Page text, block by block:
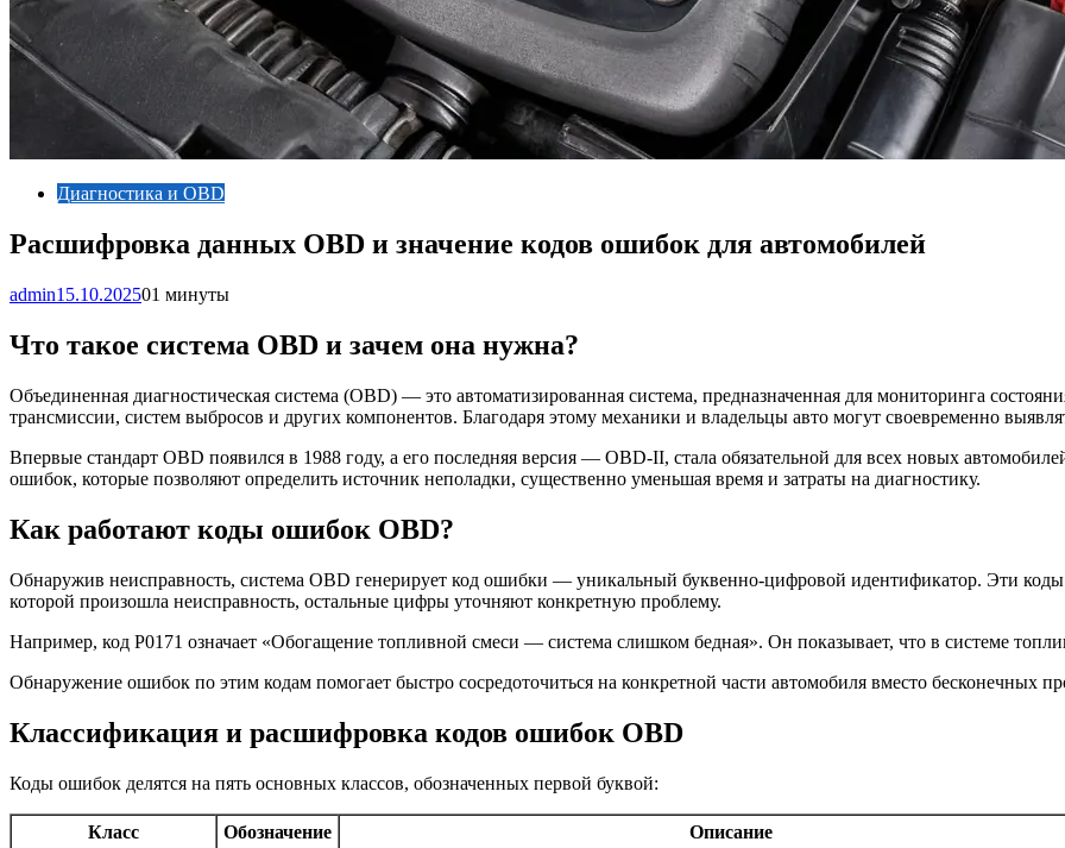
Диагностика и OBD
Расшифровка данных OBD и значение кодов ошибок для автомобилей
admin15.10.202501 минуты
Что такое система OBD и зачем она нужна?
Объединенная диагностическая система (OBD) — это автоматизированная система, предназначенная для мониторинга
трансмиссии, систем выбросов и других компонентов. Благодаря этому механики и владельцы авто могут своевременно
Впервые стандарт OBD появился в 1988 году, а его последняя версия — OBD-II, стала обязательной для всех новых
ошибок, которые позволяют определить источник неполадки, существенно уменьшая время и затраты на диагностику.
Как работают коды ошибок OBD?
Обнаружив неисправность, система OBD генерирует код ошибки — уникальный буквенно-цифровой идентификатор. Эти коды
которой произошла неисправность, остальные цифры уточняют конкретную проблему.
Например, код P0171 означает «Обогащение топливной смеси — система слишком бедная». Он показывает, что в системе
Обнаружение ошибок по этим кодам помогает быстро сосредоточиться на конкретной части автомобиля вместо бесконечных
Классификация и расшифровка кодов ошибок OBD
Коды ошибок делятся на пять основных классов, обозначенных первой буквой:
Класс Обозначение
Описание